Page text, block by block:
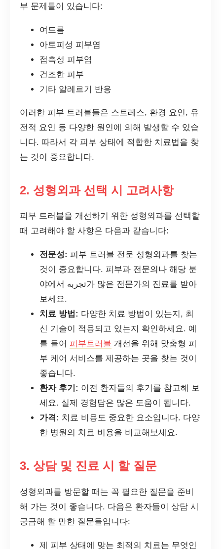
부 문제들이 있습니다:
여드름
아토피성 피부염
접촉성 피부염
건조한 피부
기타 알레르기 반응
이러한 피부 트러블들은 스트레스, 환경 요인, 유
전적 요인 등 다양한 원인에 의해 발생할 수 있습
니다. 따라서 각 피부 상태에 적합한 치료법을 찾
는 것이 중요합니다.
2. 성형외과 선택 시 고려사항
피부 트러블을 개선하기 위한 성형외과를 선택할
때 고려해야 할 사항은 다음과 같습니다:
전문성: 피부 트러블 전문 성형외과를 찾는
것이 중요합니다. 피부과 전문의나 해당 분
야에서 تجربه가 많은 전문가의 진료를 받아
보세요.
치료 방법: 다양한 치료 방법이 있는지, 최
신 기술이 적용되고 있는지 확인하세요. 예
를 들어 피부트러블 개선을 위해 맞춤형 피
부 케어 서비스를 제공하는 곳을 찾는 것이
좋습니다.
환자 후기: 이전 환자들의 후기를 참고해 보
세요. 실제 경험담은 많은 도움이 됩니다.
가격: 치료 비용도 중요한 요소입니다. 다양
한 병원의 치료 비용을 비교해보세요.
3. 상담 및 진료 시 할 질문
성형외과를 방문할 때는 꼭 필요한 질문을 준비
해 가는 것이 좋습니다. 다음은 환자들이 상담 시
궁금해 할 만한 질문들입니다:
제 피부 상태에 맞는 최적의 치료는 무엇인